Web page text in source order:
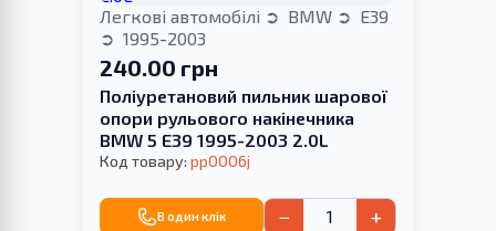
Легкові автомобілі BMW
E39
1995-2003
240.00 грн
Поліуретановий пильник шарової
опори рульового накінечника
BMW 5 E39 1995-2003 2.0L
Код товару: pp0006j
В один клік − +